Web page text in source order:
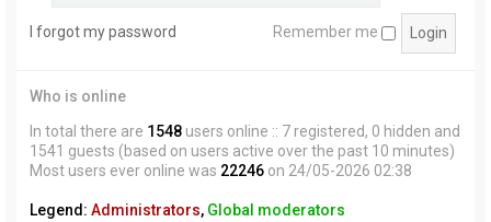
I forgot my password Remember me
Who is online
In total there are 1548 users online :: 7 registered, 0 hidden and
1541 guests (based on users active over the past 10 minutes)
Most users ever online was 22246 on 24/05-2026 02:38
Legend: Administrators, Global moderators